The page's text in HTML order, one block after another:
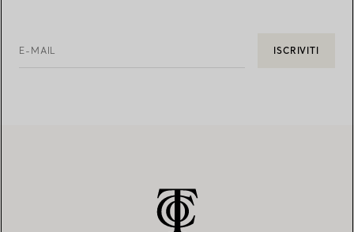
E-MAIL ISCRIVITI